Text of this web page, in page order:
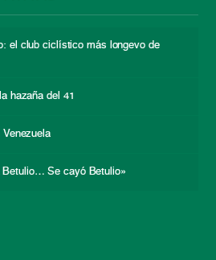
el club ciclístico más longevo de
hazaña del 41
Se cayó Betulio»